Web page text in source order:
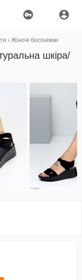
› Жіночі босоніжки
шкіра/